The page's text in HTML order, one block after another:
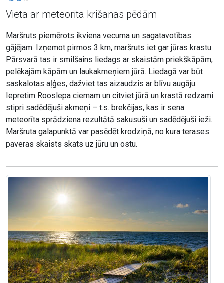
Vieta ar meteorīta krišanas pēdām
Maršruts piemērots ikviena vecuma un sagatavotības
gājējam. Izņemot pirmos 3 km, maršruts iet gar jūras krastu.
Pārsvarā tas ir smilšains liedags ar skaistām priekškāpām,
pelēkajām kāpām un laukakmeņiem jūrā. Liedagā var būt
saskalotas aļģes, dažviet tas aizaudzis ar blīvu augāju.
Iepretim Rooslepa ciemam un citviet jūrā un krastā redzami
stipri sadēdējuši akmeņi – t.s. brekčijas, kas ir sena
meteorīta sprādziena rezultātā sakusuši un sadēdējuši ieži.
Maršruta galapunktā var pasēdēt krodziņā, no kura terases
paveras skaists skats uz jūru un ostu.